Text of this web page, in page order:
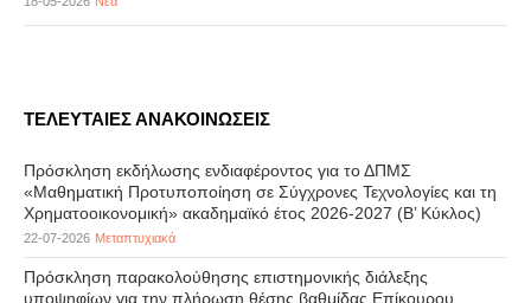
ΤΕΛΕΥΤΑΙΕΣ ΑΝΑΚΟΙΝΩΣΕΙΣ
Πρόσκληση εκδήλωσης ενδιαφέροντος για το ΔΠΜΣ
«Μαθηματική Προτυποποίηση σε Σύγχρονες Τεχνολογίες και τη
Χρηματοοικονομική» ακαδημαϊκό έτος 2026-2027 (B’ Kύκλος)
22-07-2026 Μεταπτυχιακά
Πρόσκληση παρακολούθησης επιστημονικής διάλεξης
υποψηφίων για την πλήρωση θέσης βαθμίδας Επίκουρου